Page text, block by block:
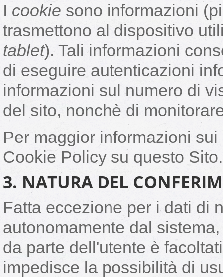
I cookie sono informazioni
trasmettono al dispositivo
tablet). Tali informazioni
di eseguire autenticazioni
informazioni sul numero di
del sito, nonchè di
Per maggior informazioni sui
Cookie Policy su questo Sito.
3. NATURA DEL
Fatta eccezione per i dati di
autonomamente dal
da parte dell'utente è
impedisce la possibilità di